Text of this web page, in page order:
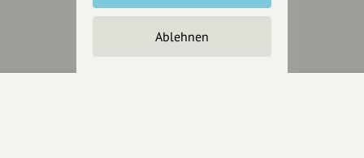
Unterstütze
unsere Plattform
Ablehnen